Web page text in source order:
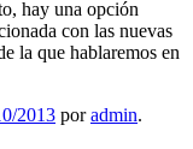
hay una opción
con las nuevas
la que hablaremos en
2013 poradmin.